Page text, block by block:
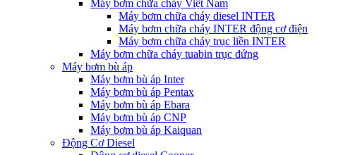
Máy bơm chữa cháy Việt Nam
Máy bơm chữa cháy diesel INTER
Máy bơm chữa cháy INTER động cơ điện
Máy bơm chữa cháy trục liền INTER
Máy bơm chữa cháy tuabin trục đứng
Máy bơm bù áp
Máy bơm bù áp Inter
Máy bơm bù áp Pentax
Máy bơm bù áp Ebara
Máy bơm bù áp CNP
Máy bơm bù áp Kaiquan
Động Cơ Diesel